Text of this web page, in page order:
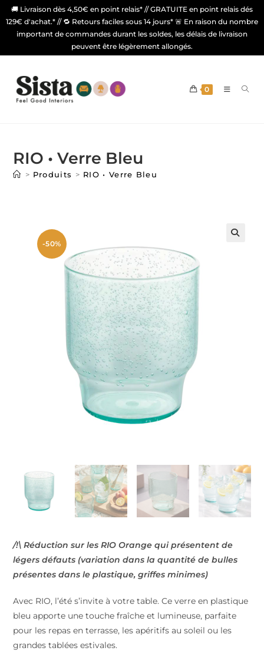
🚚 Livraison dès 4,50€ en point relais* // GRATUITE en point relais dés
129€ d'achat.* // 🔁 Retours faciles sous 14 jours* 🚨 En raison du nombre
important de commandes durant les soldes, les délais de livraison
peuvent être légèrement allongés.
0
RIO • Verre Bleu
> Produits > RIO • Verre Bleu
-50%
/!\ Réduction sur les RIO Orange qui présentent de
légers défauts (variation dans la quantité de bulles
présentes dans le plastique, griffes minimes)
Avec RIO, l’été s’invite à votre table. Ce verre en plastique
bleu apporte une touche fraîche et lumineuse, parfaite
pour les repas en terrasse, les apéritifs au soleil ou les
grandes tablées estivales.